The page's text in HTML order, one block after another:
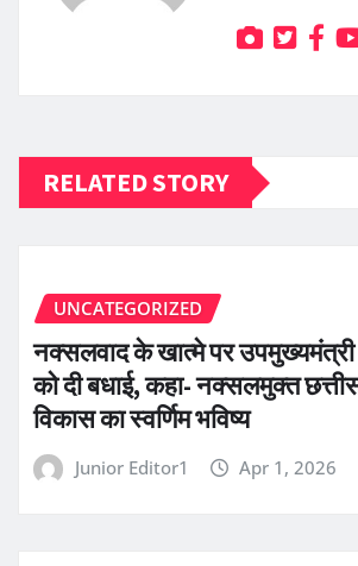
RELATED STORY
UNCATEGORIZED
नक्सलवाद के खात्मे पर उपमुख्यमंत्री
को दी बधाई, कहा- नक्सलमुक्त
विकास का स्वर्णिम भविष्य
Junior Editor1 Apr 1, 2026